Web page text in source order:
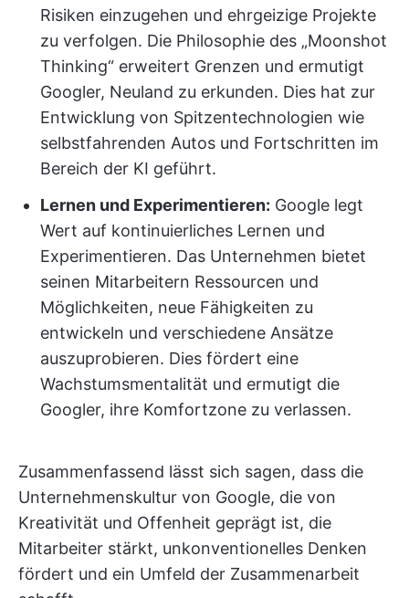
Risiken einzugehen und ehrgeizige Projekte
zu verfolgen. Die Philosophie des „Moonshot
Thinking“ erweitert Grenzen und ermutigt
Googler, Neuland zu erkunden. Dies hat zur
Entwicklung von Spitzentechnologien wie
selbstfahrenden Autos und Fortschritten im
Bereich der KI geführt.
Lernen und Experimentieren: Google legt
Wert auf kontinuierliches Lernen und
Experimentieren. Das Unternehmen bietet
seinen Mitarbeitern Ressourcen und
Möglichkeiten, neue Fähigkeiten zu
entwickeln und verschiedene Ansätze
auszuprobieren. Dies fördert eine
Wachstumsmentalität und ermutigt die
Googler, ihre Komfortzone zu verlassen.
Zusammenfassend lässt sich sagen, dass die
Unternehmenskultur von Google, die von
Kreativität und Offenheit geprägt ist, die
Mitarbeiter stärkt, unkonventionelles Denken
fördert und ein Umfeld der Zusammenarbeit